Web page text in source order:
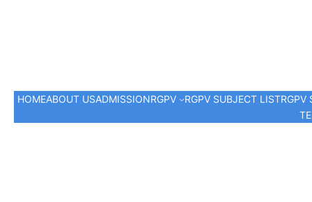
HOMEABOUT USADMISSIONRGPV RGPV SUBJECT LISTRGPV